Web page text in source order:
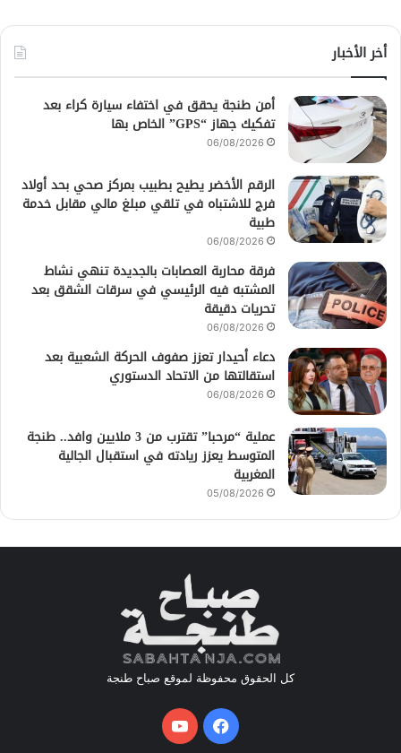
أخر الأخبار
أمن طنجة يحقق في اختفاء سيارة كراء بعد
تفكيك جهاز “GPS” الخاص بها
06/08/2026
الرقم الأخضر يطيح بطبيب بمركز صحي بحد أولاد
فرج للاشتباه في تلقي مبلغ مالي مقابل خدمة
طبية
06/08/2026
فرقة محاربة العصابات بالجديدة تنهي نشاط
المشتبه فيه الرئيسي في سرقات الشقق بعد
تحريات دقيقة
06/08/2026
دعاء أحيدار تعزز صفوف الحركة الشعبية بعد
استقالتها من الاتحاد الدستوري
06/08/2026
عملية “مرحبا” تقترب من 3 ملايين وافد.. طنجة
المتوسط يعزز ريادته في استقبال الجالية
المغربية
05/08/2026
كل الحقوق محفوظة لموقع صباح طنجة
فيسبوكيوتيوب